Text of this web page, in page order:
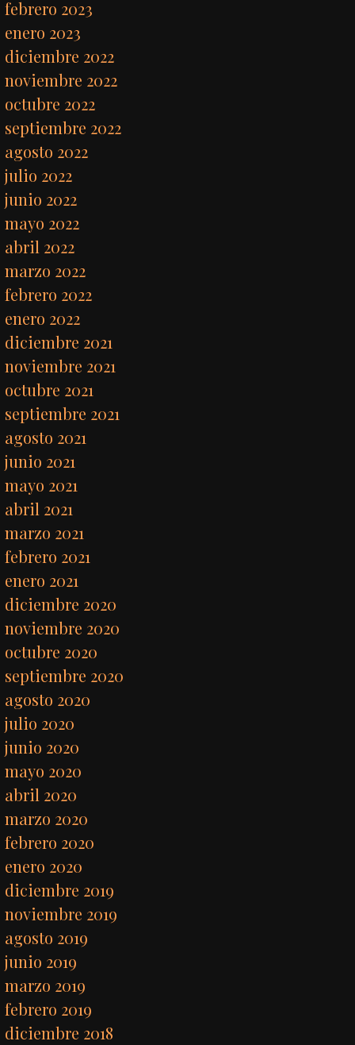
febrero 2023
enero 2023
diciembre 2022
noviembre 2022
octubre 2022
septiembre 2022
agosto 2022
julio 2022
junio 2022
mayo 2022
abril 2022
marzo 2022
febrero 2022
enero 2022
diciembre 2021
noviembre 2021
octubre 2021
septiembre 2021
agosto 2021
junio 2021
mayo 2021
abril 2021
marzo 2021
febrero 2021
enero 2021
diciembre 2020
noviembre 2020
octubre 2020
septiembre 2020
agosto 2020
julio 2020
junio 2020
mayo 2020
abril 2020
marzo 2020
febrero 2020
enero 2020
diciembre 2019
noviembre 2019
agosto 2019
junio 2019
marzo 2019
febrero 2019
diciembre 2018